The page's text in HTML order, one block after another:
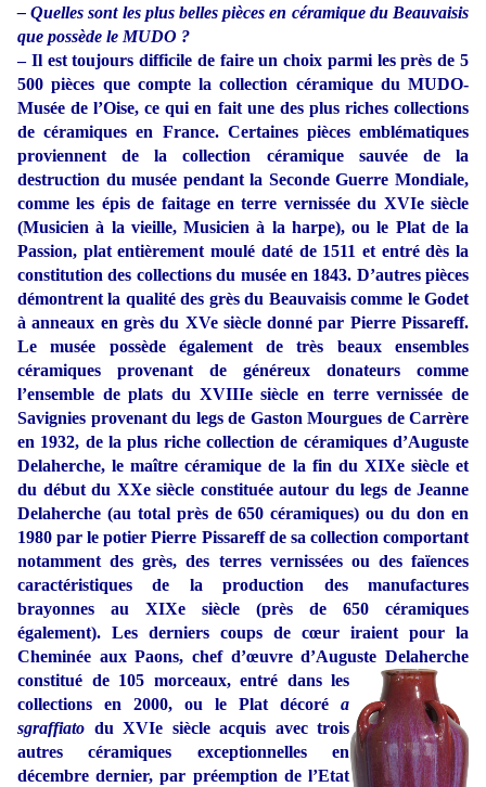
– Quelles sont les plus belles pièces en céramique du Beauvaisis
que possède le MUDO ?
– Il est toujours difficile de faire un choix parmi les près de 5
500 pièces que compte la collection céramique du MUDO-
Musée de l’Oise, ce qui en fait une des plus riches collections
de céramiques en France. Certaines pièces emblématiques
proviennent de la collection céramique sauvée de la
destruction du musée pendant la Seconde Guerre Mondiale,
comme les épis de faitage en terre vernissée du XVIe siècle
(Musicien à la vieille, Musicien à la harpe), ou le Plat de la
Passion, plat entièrement moulé daté de 1511 et entré dès la
constitution des collections du musée en 1843. D’autres pièces
démontrent la qualité des grès du Beauvaisis comme le Godet
à anneaux en grès du XVe siècle donné par Pierre Pissareff.
Le musée possède également de très beaux ensembles
céramiques provenant de généreux donateurs comme
l’ensemble de plats du XVIIIe siècle en terre vernissée de
Savignies provenant du legs de Gaston Mourgues de Carrère
en 1932, de la plus riche collection de céramiques d’Auguste
Delaherche, le maître céramique de la fin du XIXe siècle et
du début du XXe siècle constituée autour du legs de Jeanne
Delaherche (au total près de 650 céramiques) ou du don en
1980 par le potier Pierre Pissareff de sa collection comportant
notamment des grès, des terres vernissées ou des faïences
caractéristiques de la production des manufactures
brayonnes au XIXe siècle (près de 650 céramiques
également). Les derniers coups de cœur iraient pour la
Cheminée aux Paons, chef d’œuvre d’Auguste Delaherche
constitué de 105 morceaux, entré dans les
collections en 2000, ou le Plat décoré a
sgraffiato du XVIe siècle acquis avec trois
autres céramiques exceptionnelles en
décembre dernier, par préemption de l’Etat